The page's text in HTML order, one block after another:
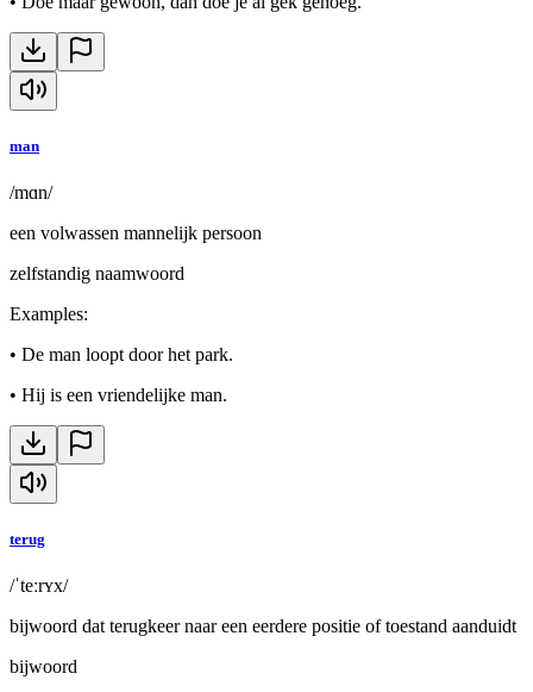
man
/mɑn/
een volwassen mannelijk persoon
zelfstandig naamwoord
Examples:
• De man loopt door het park.
• Hij is een vriendelijke man.
terug
/ˈteːrʏx/
bijwoord dat terugkeer naar een eerdere positie of toestand aanduidt
bijwoord